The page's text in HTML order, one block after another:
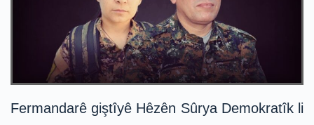
Fermandarê giştîyê Hêzên Sûrya Demokratîk li